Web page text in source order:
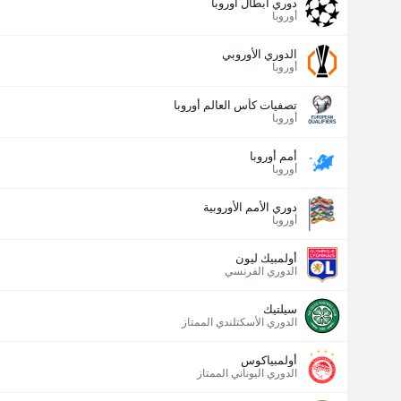
دوري أبطال اوروبا
أوروبا
الدوري الأوروبي
أوروبا
تصفيات كأس العالم أوروبا
أوروبا
أمم أوروبا
أوروبا
دوري الأمم الأوروبية
أوروبا
أولمبيك ليون
الدوري الفرنسي
سيلتيك
الدوري الأسكتلندي الممتاز
أولمبياكوس
الدوري اليوناني الممتاز